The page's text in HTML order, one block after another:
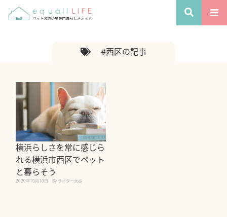
#西区の記事
横浜らしさを常に感じら
れる横浜市西区でペット
と暮らそう
2020年10月10日 By ライター大谷